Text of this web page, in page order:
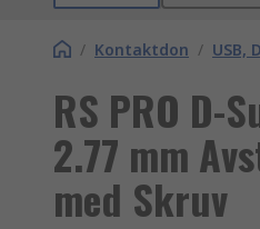
/ Kontaktdon / USB,
RS PRO D-
2.77 mm
med Skruv